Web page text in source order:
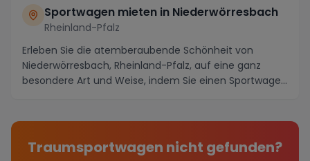
Sportwagen mieten in Niederwörresbach
Rheinland-Pfalz
Erleben Sie die atemberaubende Schönheit von
Niederwörresbach, Rheinland-Pfalz, auf eine ganz
besondere Art und Weise, indem Sie einen Sportwagen
Traumsportwagen nicht gefunden?